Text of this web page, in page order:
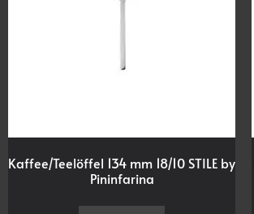
Kaffee/Teelöffel 134 mm 18/10 STILE by
Pininfarina